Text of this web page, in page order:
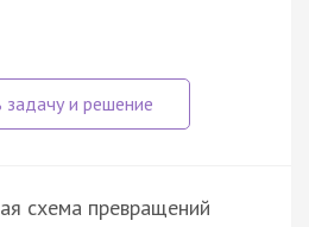
схема превращений